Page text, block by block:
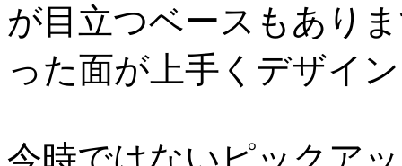
が目立つベースもあり
った面が上手くデザイ
今時ではないピックア